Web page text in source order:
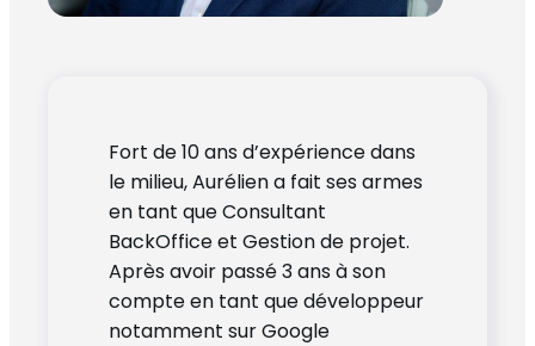
Fort de 10 ans d’expérience dans
le milieu, Aurélien a fait ses armes
en tant que Consultant
BackOffice et Gestion de projet.
Après avoir passé 3 ans à son
compte en tant que développeur
notamment sur Google